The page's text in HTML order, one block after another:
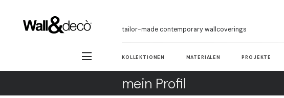
tailor-made contemporary wallcoverings
KOLLEKTIONEN MATERIALEN PROJEKTE
mein Profil